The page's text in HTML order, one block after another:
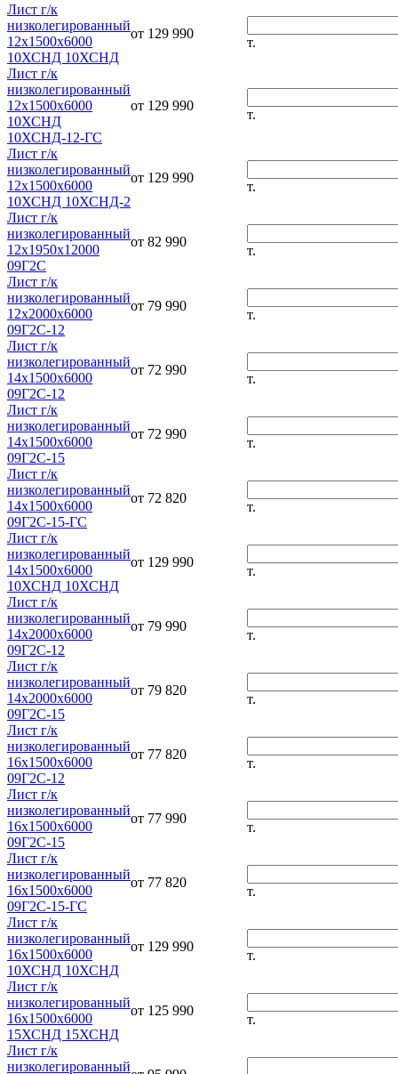
Лист г/к
низколегированный
12х1500х6000
10ХСНД 10ХСНД
от 129 990
т.
Лист г/к
низколегированный
12х1500х6000
10ХСНД
10ХСНД-12-ГС
от 129 990
т.
Лист г/к
низколегированный
12х1500х6000
10ХСНД 10ХСНД-2
от 129 990
т.
Лист г/к
низколегированный
12х1950х12000
09Г2С
от 82 990
т.
Лист г/к
низколегированный
12х2000х6000
09Г2С-12
от 79 990
т.
Лист г/к
низколегированный
14х1500х6000
09Г2С-12
от 72 990
т.
Лист г/к
низколегированный
14х1500х6000
09Г2С-15
от 72 990
т.
Лист г/к
низколегированный
14х1500х6000
09Г2С-15-ГС
от 72 820
т.
Лист г/к
низколегированный
14х1500х6000
10ХСНД 10ХСНД
от 129 990
т.
Лист г/к
низколегированный
14х2000х6000
09Г2С-12
от 79 990
т.
Лист г/к
низколегированный
14х2000х6000
09Г2С-15
от 79 820
т.
Лист г/к
низколегированный
16х1500х6000
09Г2С-12
от 77 820
т.
Лист г/к
низколегированный
16х1500х6000
09Г2С-15
от 77 990
т.
Лист г/к
низколегированный
16х1500х6000
09Г2С-15-ГС
от 77 820
т.
Лист г/к
низколегированный
16х1500х6000
10ХСНД 10ХСНД
от 129 990
т.
Лист г/к
низколегированный
16х1500х6000
15ХСНД 15ХСНД
от 125 990
т.
Лист г/к
низколегированный